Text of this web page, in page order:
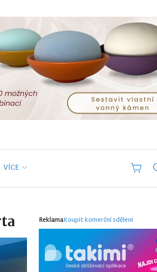
VÍCE
ReklamaKoupit komerční sdělení